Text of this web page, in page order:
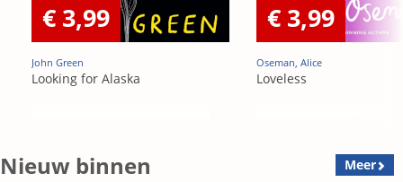
€ 3,99
John Green
Looking for Alaska
€ 3,99
Oseman, Alice
Loveless
Nieuw binnen Meer